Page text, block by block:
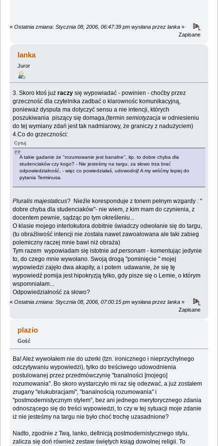
« Ostatnia zmiana: Stycznia 08, 2006, 06:47:39 pm wysłana przez lanka »
Zapisane
lanka
Juror
3. Skoro ktoś jużraczysię wypowiadać - powinien - choćby przez
grzeczność dla czytelnika zadbać o klarownośc komunikacyjną,
ponieważ dysputa ma dotyczyć sensu a nie intencji, których
poszukiwania piszący się domaga,(terminsemiotyzacja w odniesieniu
do tej wymiany zdań jest tak nadmiarowy, że graniczy z nadużyciem)
4.Co do grzeczności:
Cytuj
A takie gadanie że "rozumowanie jest banalne", itp. to dobre chyba dla
studenciaków czy kogo? - Nie jesteśmy na targu, za słowo trza brać
odpowiedzialność, - więc co powiedziałaś, udowodnij! A my wróćmy lepiej do
pytania Terminusa.
Pluralis majestaticus? Nieźle koresponduje z tonem pełnym wzgardy : "
dobre chyba dla studenciaków"- nie wiem, z kim mam do czynienia, z
docentem pewnie, sądząc po tym określeniu...
O klasie mojego interlokutora dobitnie świadczy odwołanie się do targu,
(tu obraźliwość intencji nie została nawet zawoalowana ale taki zabieg
polemiczny raczej mnie bawi niż obraża)
Tym razem wypowiadam się istotniead personam - komentując jedynie
to, do czego mnie wywołano. Swoją drogą "pominięcie " mojej
wypowiedzi zajęło dwa akapity, a i potem udawanie, że się tę
wypowiedź pomija jest hipokryzją tylko, gdy pisze się o Lemie, o którym
wspomniałam...
Odpowiedziałność za słowo?
« Ostatnia zmiana: Stycznia 08, 2006, 07:00:15 pm wysłana przez lanka »
Zapisane
plazio
Gość
Ba! Ależ wywołałem nie do użerki (tzn. ironicznego i nieprzychylnego
odczytywaniu wypowiedzi), tylko do treściwego udowodnienia
postulowanej przez przedmówczynię "banalności [mojego]
rozumowania". Bo skoro wystarczyło mi raz się odezwać, a już zostałem
zrugany "elukubracjami", "banalnością rozumowania" i
"postmodernistycznym stylem", bez ani jednego merytorycznego zdania
odnoszącego się do treści wypowiedzi, to czy w tej sytuacji moje zdanie
iż nie jesteśmy na targu nie było choć trochę uzasadnione?
Nadto, zgodnie z Twą, lanko, definicją postmodernistycznego stylu,
zalicza się doń również zestaw świętych ksiąg dowolnej religii. To